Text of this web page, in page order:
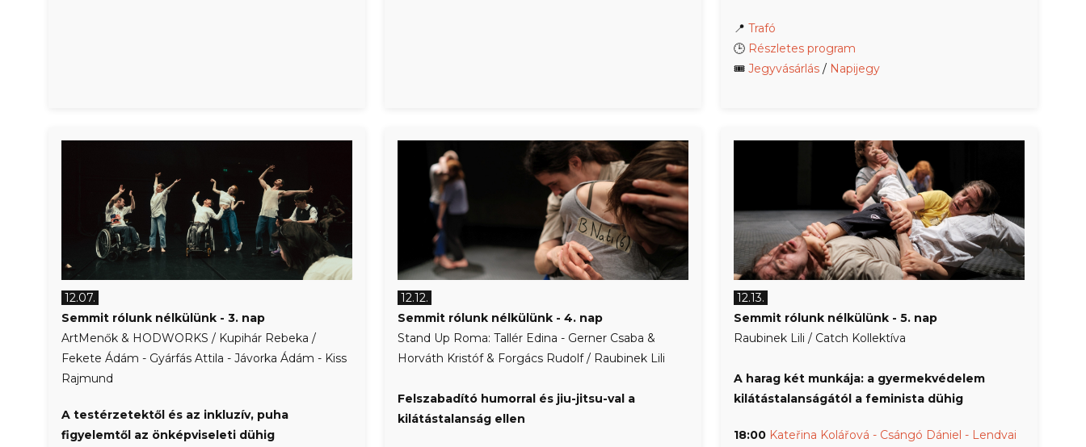
📍 Trafó
🕒 Részletes program
🎟 Jegyvásárlás / Napijegy
12.07.
Semmit rólunk nélkülünk - 3. nap
ArtMenők & HODWORKS / Kupihár Rebeka /
Fekete Ádám - Gyárfás Attila - Jávorka Ádám - Kiss
Rajmund
A testérzetektől és az inkluzív, puha
figyelemtől az önképviseleti dühig
12.12.
Semmit rólunk nélkülünk - 4. nap
Stand Up Roma: Tallér Edina - Gerner Csaba &
Horváth Kristóf & Forgács Rudolf / Raubinek Lili
Felszabadító humorral és jiu-jitsu-val a
kilátástalanság ellen
12.13.
Semmit rólunk nélkülünk - 5. nap
Raubinek Lili / Catch Kollektíva
A harag két munkája: a gyermekvédelem
kilátástalanságától a feminista dühig
18:00 Kateřina Kolářová - Csángó Dániel - Lendvai